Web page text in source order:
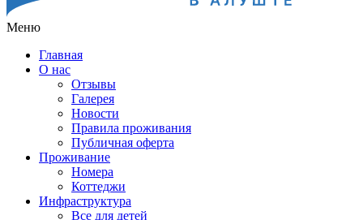
Меню
Главная
О нас
Отзывы
Галерея
Новости
Правила проживания
Публичная оферта
Проживание
Номера
Коттеджи
Инфраструктура
Все для детей